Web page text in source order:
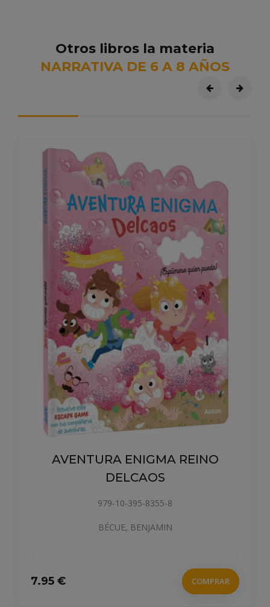
Otros libros la materia
NARRATIVA DE 6 A 8 AÑOS
AVENTURA ENIGMA REINO
DELCAOS
979-10-395-8355-8
BÉCUE, BENJAMIN
7.95 € COMPRAR